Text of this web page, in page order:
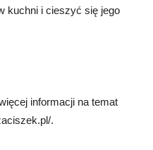
kuchni i cieszyć się jego
informacji na temat
.